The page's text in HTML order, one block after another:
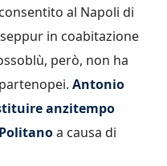
al Napoli di
in coabitazione
però, non ha
Antonio
anzitempo
a causa di